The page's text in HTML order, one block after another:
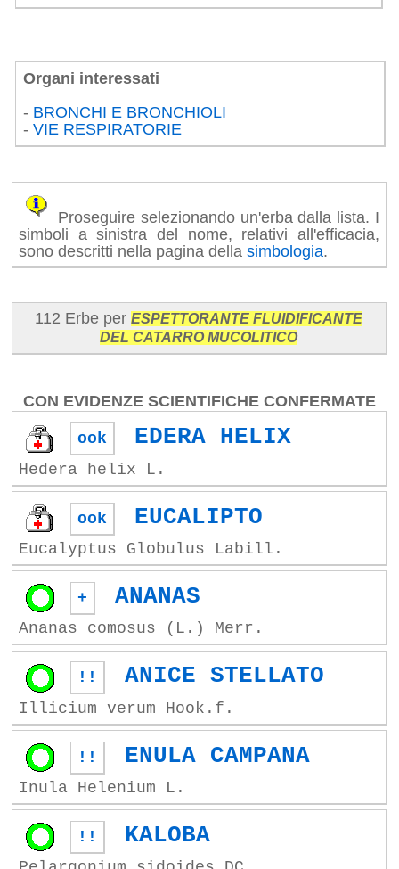
Organi interessati
- BRONCHI E BRONCHIOLI
-VIE RESPIRATORIE
Proseguire selezionando un'erba dalla lista. I
simboli a sinistra del nome, relativi all'efficacia,
sono descritti nella pagina dellasimbologia.
112 Erbe perESPETTORANTE FLUIDIFICANTE
DEL CATARRO MUCOLITICO
CON EVIDENZE SCIENTIFICHE CONFERMATE
ook EDERA HELIX
Hedera helix L.
ook EUCALIPTO
Eucalyptus Globulus Labill.
+ ANANAS
Ananas comosus (L.) Merr.
!! ANICE STELLATO
Illicium verum Hook.f.
!! ENULA CAMPANA
Inula Helenium L.
!! KALOBA